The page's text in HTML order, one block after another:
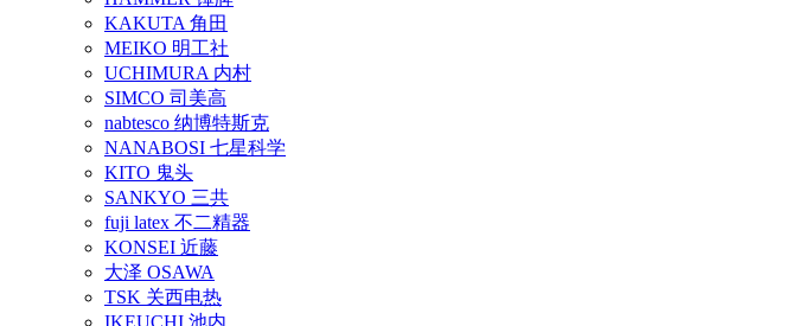
KAKUTA 角田
MEIKO 明工社
UCHIMURA 内村
SIMCO 司美高
nabtesco 纳博特斯克
NANABOSI 七星科学
KITO 鬼头
SANKYO 三共
fuji latex 不二精器
KONSEI 近藤
大泽 OSAWA
TSK 关西电热